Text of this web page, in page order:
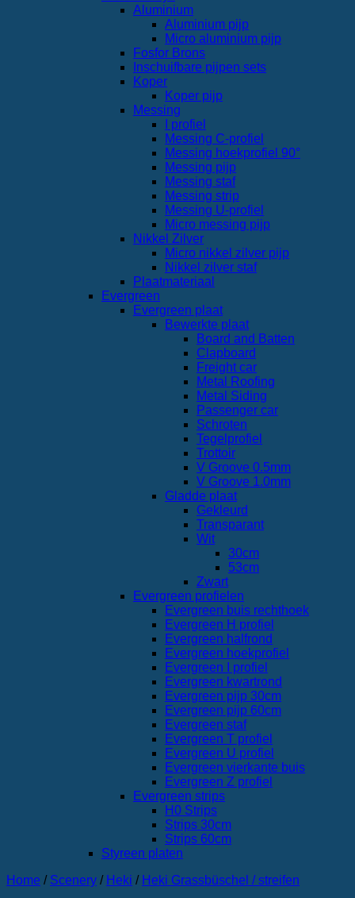
Aluminium
Aluminium pijp
Micro aluminium pijp
Fosfor Brons
Inschuifbare pijpen sets
Koper
Koper pijp
Messing
I profiel
Messing C-profiel
Messing hoekprofiel 90°
Messing pijp
Messing staf
Messing strip
Messing U-profiel
Micro messing pijp
Nikkel Zilver
Micro nikkel zilver pijp
Nikkel zilver staf
Plaatmateriaal
Evergreen
Evergreen plaat
Bewerkte plaat
Board and Batten
Clapboard
Freight car
Metal Roofing
Metal Siding
Passenger car
Schroten
Tegelprofiel
Trottoir
V Groove 0.5mm
V Groove 1.0mm
Gladde plaat
Gekleurd
Transparant
Wit
30cm
53cm
Zwart
Evergreen profielen
Evergreen buis rechthoek
Evergreen H profiel
Evergreen halfrond
Evergreen hoekprofiel
Evergreen I profiel
Evergreen kwartrond
Evergreen pijp 30cm
Evergreen pijp 60cm
Evergreen staf
Evergreen T profiel
Evergreen U profiel
Evergreen vierkante buis
Evergreen Z profiel
Evergreen strips
H0 Strips
Strips 30cm
Strips 60cm
Styreen platen
Home / Scenery / Heki / Heki Grassbüschel / streifen